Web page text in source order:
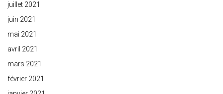
juillet 2021
juin 2021
mai 2021
avril 2021
mars 2021
février 2021